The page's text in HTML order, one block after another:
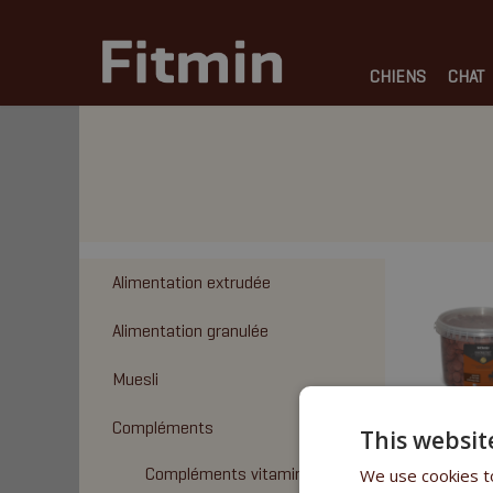
CHIENS CHAT
Alimentation extrudée
Alimentation granulée
Muesli
Compléments
Compléments vitaminiques
This
We use cookies